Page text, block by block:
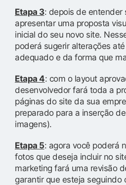
Etapa 3: depois de entender
apresentar uma proposta
inicial do seu novo site.
poderá sugerir alterações
adequado e da forma que
Etapa 4: com o layout
desenvolvedor fará toda a
páginas do site da sua
preparado para a inserção
imagens).
Etapa 5: agora você poderá
fotos que deseja incluir no
marketing fará uma revisão
garantir que esteja seguindo